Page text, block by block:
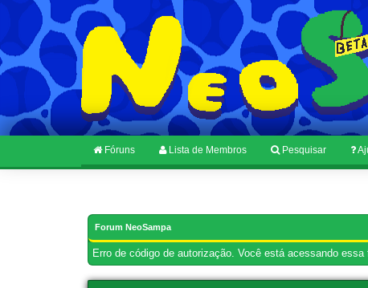
Fóruns Lista de Membros Pesquisar
Forum NeoSampa
Erro de código de autorização. Você está acessando